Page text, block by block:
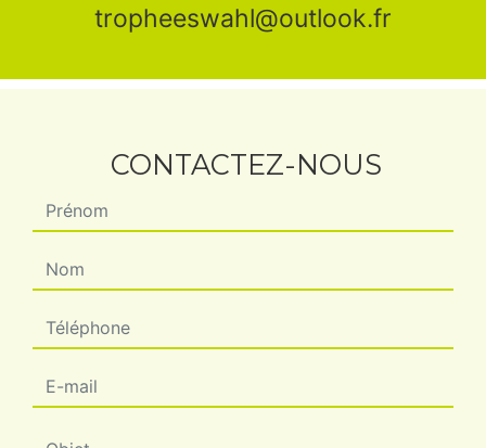
tropheeswahl@outlook.fr
CONTACTEZ-NOUS